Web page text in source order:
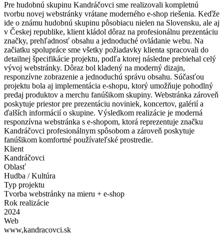
Pre hudobnú skupinu Kandráčovci sme realizovali kompletnú
tvorbu novej webstránky vrátane moderného e-shop riešenia. Keďže
ide o známu hudobnú skupinu pôsobiacu nielen na Slovensku, ale aj
v Českej republike, klient kládol dôraz na profesionálnu prezentáciu
značky, prehľadnosť obsahu a jednoduché ovládanie webu. Na
začiatku spolupráce sme všetky požiadavky klienta spracovali do
detailnej špecifikácie projektu, podľa ktorej následne prebiehal celý
vývoj webstránky. Dôraz bol kladený na moderný dizajn,
responzívne zobrazenie a jednoduchú správu obsahu. Súčasťou
projektu bola aj implementácia e-shopu, ktorý umožňuje pohodlný
predaj produktov a merchu fanúšikom skupiny. Webstránka zároveň
poskytuje priestor pre prezentáciu noviniek, koncertov, galérií a
ďalších informácií o skupine. Výsledkom realizácie je moderná
responzívna webstránka s e-shopom, ktorá reprezentuje značku
Kandráčovci profesionálnym spôsobom a zároveň poskytuje
fanúšikom komfortné používateľské prostredie.
Klient
Kandráčovci
Oblasť
Hudba / Kultúra
Typ projektu
Tvorba webstránky na mieru + e-shop
Rok realizácie
2024
Web
www,kandracovci.sk